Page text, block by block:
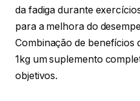
da fadiga durante
para a melhora do
Combinação de benefícios
1kg um suplemento
objetivos.